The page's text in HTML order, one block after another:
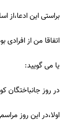
براستی این ادعا،از
اتفاقا من از
یا می گویید:
در روز جانباختگان
اولا،در این روز